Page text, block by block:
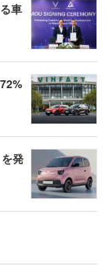
車
発